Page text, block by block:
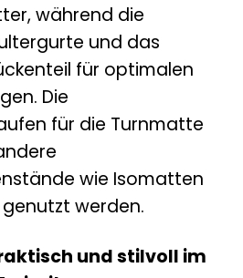
während die
und das
für optimalen
Die
für die Turnmatte
wie Isomatten
werden.
und stilvoll im